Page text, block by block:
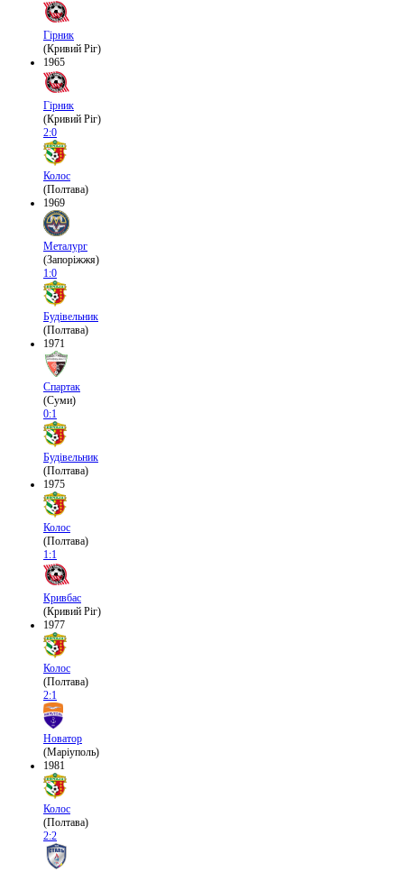
Гірник
(Кривий Ріг)
1965
Гірник
(Кривий Ріг)
2:0
Колос
(Полтава)
1969
Металург
(Запоріжжя)
1:0
Будівельник
(Полтава)
1971
Спартак
(Суми)
0:1
Будівельник
(Полтава)
1975
Колос
(Полтава)
1:1
Кривбас
(Кривий Ріг)
1977
Колос
(Полтава)
2:1
Новатор
(Маріуполь)
1981
Колос
(Полтава)
2:2